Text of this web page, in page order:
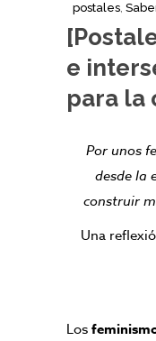
postales,
e
para la
Por unos
desde la
construir
Una
Los